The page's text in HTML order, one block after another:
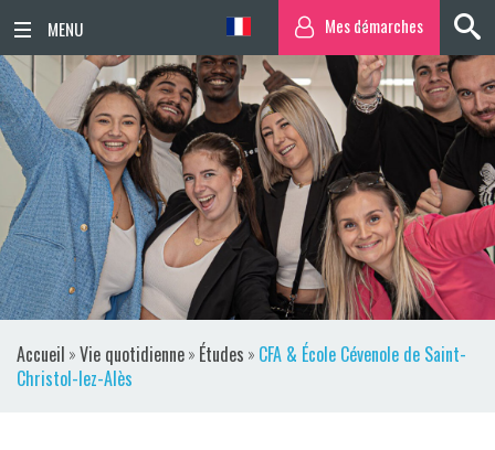
ACCUEIL
ACTUALITÉS
AGENDA
TERRITOIRE
VIE QUOTIDIENNE
SORTIR / BOUGER
Mes démarches
Accueil »Vie quotidienne» Études » CFA & École Cévenole de Saint-
Christol-lez-Alès